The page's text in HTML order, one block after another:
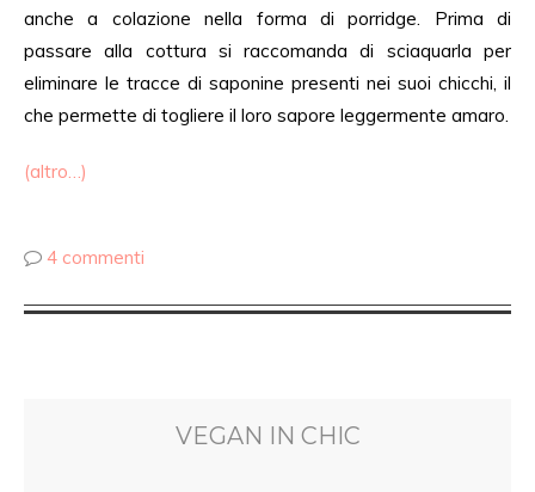
anche a colazione nella forma di porridge. Prima di
passare alla cottura si raccomanda di sciaquarla per
eliminare le tracce di saponine presenti nei suoi chicchi, il
che permette di togliere il loro sapore leggermente amaro.
(altro…)
4 commenti
VEGAN IN CHIC